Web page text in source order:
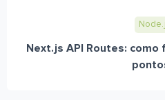
Next.js API Routes: como